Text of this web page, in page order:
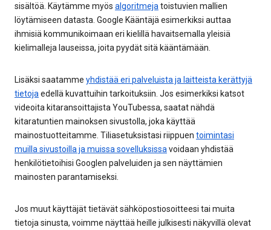
sisältöä. Käytämme myös algoritmeja toistuvien mallien
löytämiseen datasta. Google Kääntäjä esimerkiksi auttaa
ihmisiä kommunikoimaan eri kielillä havaitsemalla yleisiä
kielimalleja lauseissa, joita pyydät sitä kääntämään.
Lisäksi saatamme yhdistää eri palveluista ja laitteista kerättyjä
tietoja edellä kuvattuihin tarkoituksiin. Jos esimerkiksi katsot
videoita kitaransoittajista YouTubessa, saatat nähdä
kitaratuntien mainoksen sivustolla, joka käyttää
mainostuotteitamme. Tiliasetuksistasi riippuen toimintasi
muilla sivustoilla ja muissa sovelluksissa voidaan yhdistää
henkilötietoihisi Googlen palveluiden ja sen näyttämien
mainosten parantamiseksi.
Jos muut käyttäjät tietävät sähköpostiosoitteesi tai muita
tietoja sinusta, voimme näyttää heille julkisesti näkyvillä olevat